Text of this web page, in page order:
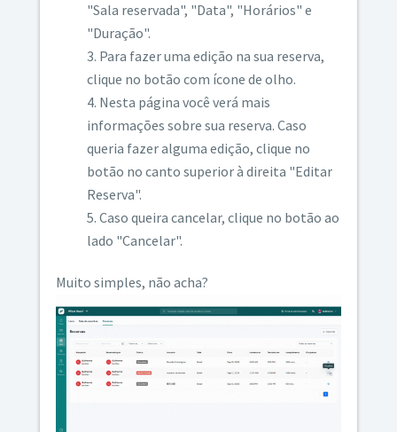
"Sala reservada", "Data", "Horários" e
"Duração".
Para fazer uma edição na sua reserva,
clique no botão com ícone de olho.
Nesta página você verá mais
informações sobre sua reserva. Caso
queria fazer alguma edição, clique no
botão no canto superior à direita "Editar
Reserva".
Caso queira cancelar, clique no botão ao
lado "Cancelar".
Muito simples, não acha?